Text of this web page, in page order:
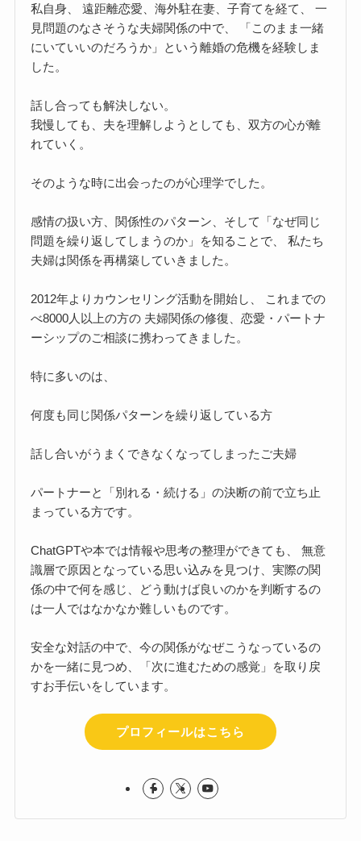
私自身、 遠距離恋愛、海外駐在妻、子育てを経て、 一
見問題のなさそうな夫婦関係の中で、 「このまま一緒
にいていいのだろうか」という離婚の危機を経験しま
した。
話し合っても解決しない。
我慢しても、夫を理解しようとしても、双方の心が離
れていく。
そのような時に出会ったのが心理学でした。
感情の扱い方、関係性のパターン、そして「なぜ同じ
問題を繰り返してしまうのか」を知ることで、 私たち
夫婦は関係を再構築していきました。
2012年よりカウンセリング活動を開始し、 これまでの
べ8000人以上の方の 夫婦関係の修復、恋愛・パートナ
ーシップのご相談に携わってきました。
特に多いのは、
何度も同じ関係パターンを繰り返している方
話し合いがうまくできなくなってしまったご夫婦
パートナーと「別れる・続ける」の決断の前で立ち止
まっている方です。
ChatGPTや本では情報や思考の整理ができても、 無意
識層で原因となっている思い込みを見つけ、実際の関
係の中で何を感じ、どう動けば良いのかを判断するの
は一人ではなかなか難しいものです。
安全な対話の中で、今の関係がなぜこうなっているの
かを一緒に見つめ、「次に進むための感覚」を取り戻
すお手伝いをしています。
プロフィールはこちら